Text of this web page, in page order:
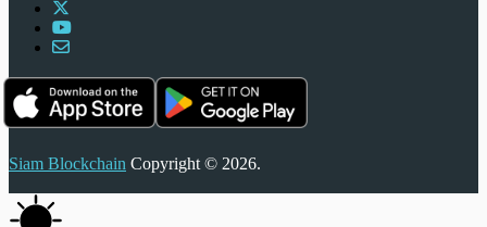
Siam Blockchain Copyright © 2026.